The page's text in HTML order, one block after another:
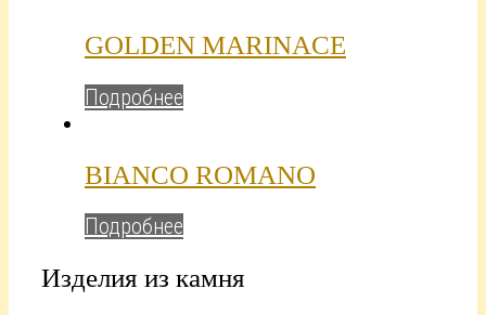
GOLDEN MARINACE
Подробнее
BIANCO ROMANO
Подробнее
Изделия из камня